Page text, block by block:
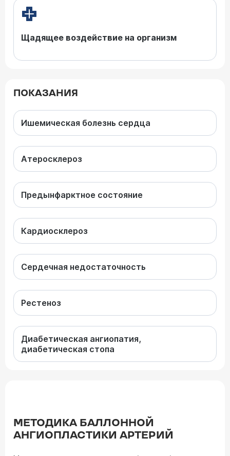
Щадящее воздействие на организм
ПОКАЗАНИЯ
Ишемическая болезнь сердца
Атеросклероз
Предынфарктное состояние
Кардиосклероз
Сердечная недостаточность
Рестеноз
Диабетическая ангиопатия,
диабетическая стопа
МЕТОДИКА БАЛЛОННОЙ
АНГИОПЛАСТИКИ АРТЕРИЙ